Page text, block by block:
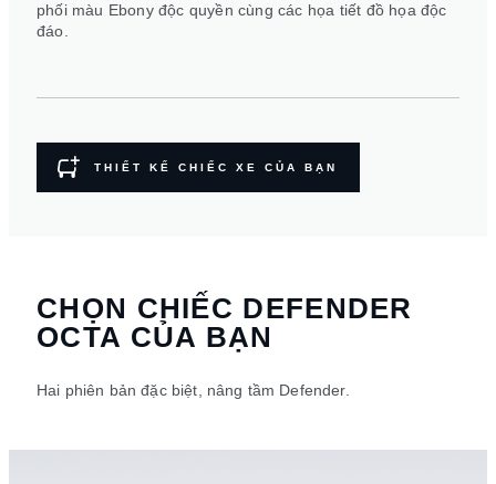
phối màu Ebony độc quyền cùng các họa tiết đồ họa độc
đáo.
THIẾT KẾ CHIẾC XE CỦA BẠN
CHỌN CHIẾC DEFENDER
OCTA CỦA BẠN
Hai phiên bản đặc biệt, nâng tầm Defender.